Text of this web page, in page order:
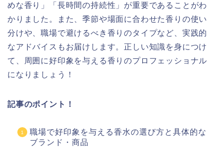
めな香り」「長時間の持続性」が重要であることがわ
かりました。また、季節や場面に合わせた香りの使い
分けや、職場で避けるべき香りのタイプなど、実践的
なアドバイスもお届けします。正しい知識を身につけ
て、周囲に好印象を与える香りのプロフェッショナル
になりましょう！
記事のポイント！
職場で好印象を与える香水の選び方と具体的な
ブランド・商品